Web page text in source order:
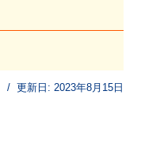
/ 更新日: 2023年8月15日